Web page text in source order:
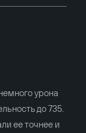
урона
до 735.
ее точнее и